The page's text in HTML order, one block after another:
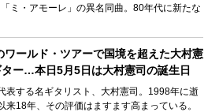
ミ・アモーレ」の異名同曲。80年代に新たな
ワールド・ツアーで国境を超えた大村憲
ー…本日5月5日は大村憲司の誕生日
表する名ギタリスト、大村憲司。1998年に逝
来18年、その評価はますます高まっている。